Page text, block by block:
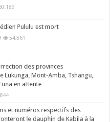
Pululu est mort
54,861
des provinces
Lukunga, Mont-Amba, Tshangu,
en attente
et numéros respectifs des
le dauphin de Kabila à la